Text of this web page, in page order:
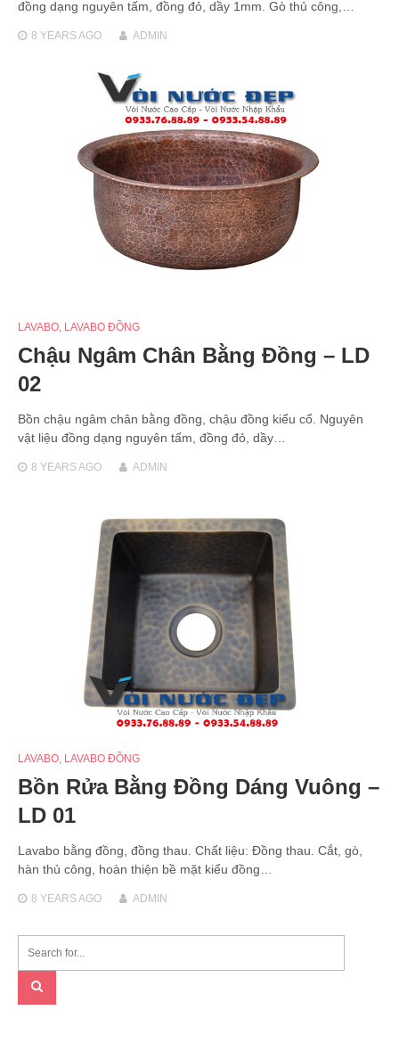
đồng dạng nguyên tấm, đồng đỏ, dầy 1mm. Gò thủ công,…
8 YEARSAGO ADMIN
LAVABO, LAVABO ĐỒNG
Chậu Ngâm Chân Bằng Đồng – LD
02
Bồn chậu ngâm chân bằng đồng, chậu đồng kiểu cổ. Nguyên
vật liệu đồng dạng nguyên tấm, đồng đỏ, dầy…
8 YEARSAGO ADMIN
LAVABO, LAVABO ĐỒNG
Bồn Rửa Bằng Đồng Dáng Vuông –
LD 01
Lavabo bằng đồng, đồng thau. Chất liệu: Đồng thau. Cắt, gò,
hàn thủ công, hoàn thiện bề mặt kiểu đồng…
8 YEARSAGO ADMIN